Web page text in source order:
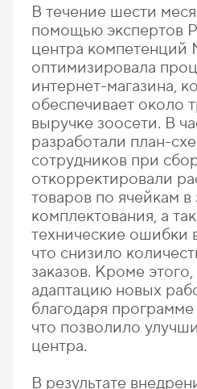
В течение шести
помощью экспертов
центра компетенций
оптимизировала
интернет-магазина,
обеспечивает около
выручке зоосети. В
разработали план-
сотрудников при
откорректировали
товаров по ячейкам в
комплектования, а
технические ошибки
что снизило
заказов. Кроме
адаптацию новых
благодаря программе
что позволило
центра.
В результате